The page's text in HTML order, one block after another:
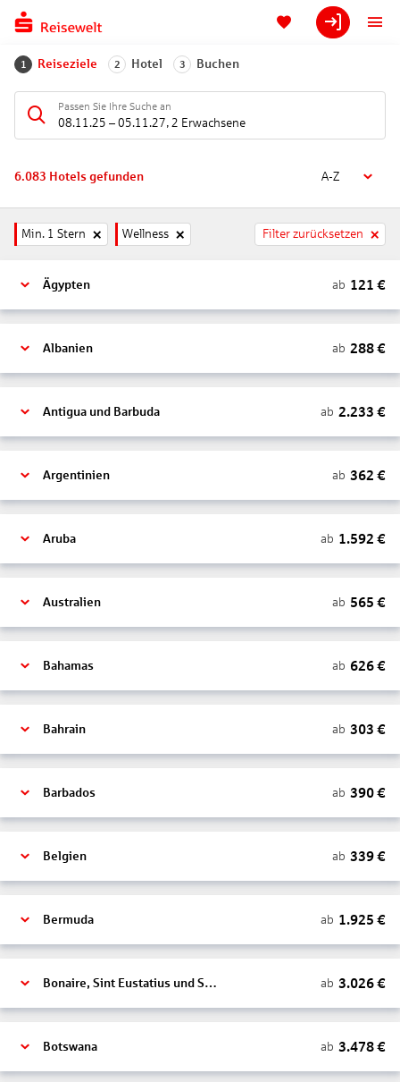
1 Reiseziele 2 Hotel 3 Buchen
Passen Sie Ihre Suche an
08.11.25 – 05.11.27, 2 Erwachsene
6.083 Hotels gefunden A-Z
Min. 1 Stern Wellness Filter zurücksetzen
Ägypten ab 121 €
Albanien ab 288€
Antigua und Barbuda ab 2.233 €
Argentinien ab 362 €
Aruba ab 1.592 €
Australien ab 565 €
Bahamas ab 626€
Bahrain ab 303 €
Barbados ab 390€
Belgien ab 339€
Bermuda ab 1.925 €
Bonaire, Sint Eustatius und Saba ab 3.026€
Botswana ab 3.478€